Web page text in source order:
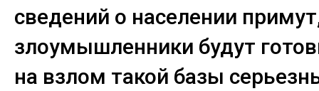
сведений о населении
злоумышленники будут
на взлом такой базы